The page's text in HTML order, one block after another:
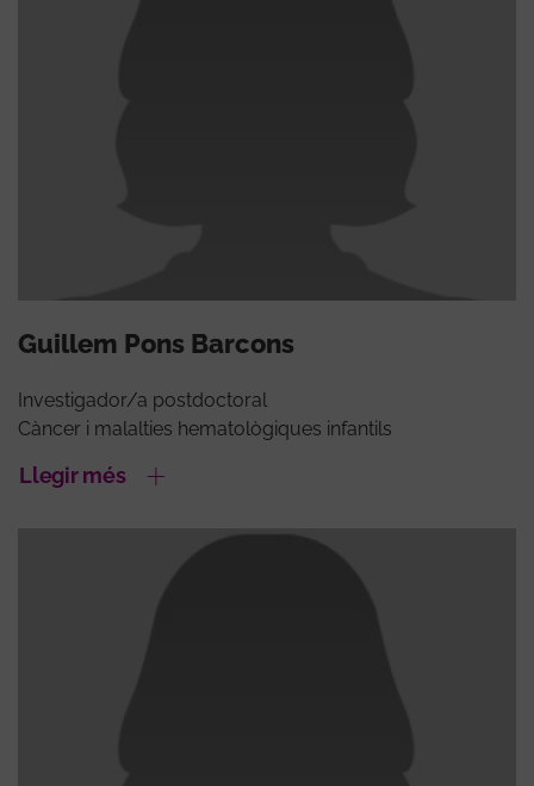
Guillem Pons Barcons
Investigador/a postdoctoral
Càncer i malalties hematològiques infantils
Llegir més